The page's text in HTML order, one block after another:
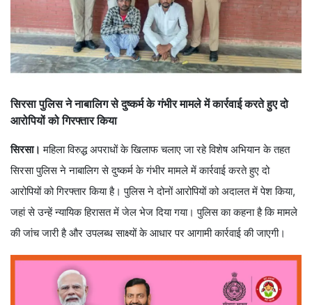
सिरसा पुलिस ने नाबालिग से दुष्कर्म के गंभीर मामले में कार्रवाई करते हुए दो
आरोपियों को गिरफ्तार किया
सिरसा। महिला विरुद्ध अपराधों के खिलाफ चलाए जा रहे विशेष अभियान के तहत
सिरसा पुलिस ने नाबालिग से दुष्कर्म के गंभीर मामले में कार्रवाई करते हुए दो
आरोपियों को गिरफ्तार किया है। पुलिस ने दोनों आरोपियों को अदालत में पेश किया,
जहां से उन्हें न्यायिक हिरासत में जेल भेज दिया गया। पुलिस का कहना है कि मामले
की जांच जारी है और उपलब्ध साक्ष्यों के आधार पर आगामी कार्रवाई की जाएगी।